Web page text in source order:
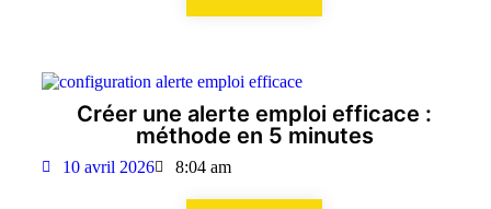
Créer une alerte emploi efficace :
méthode en 5 minutes
10 avril 2026 8:04 am